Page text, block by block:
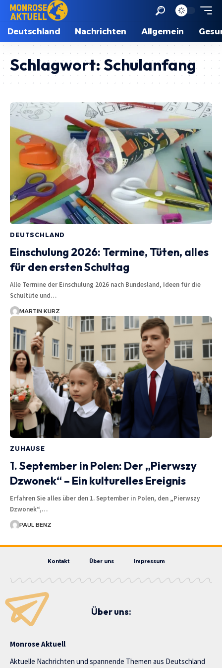
Deutschland Nachrichten Allgemein
Schlagwort:Schulanfang
DEUTSCHLAND
Einschulung 2026: Termine, Tüten, alles
für den ersten Schultag
Alle Termine der Einschulung 2026 nach Bundesland, Ideen für die
Schultüte und…
MARTIN KURZ
ZUHAUSE
1. September in Polen: Der „Pierwszy
Dzwonek“ – Ein kulturelles Ereignis
Erfahren Sie alles über den 1. September in Polen, den „Pierwszy
Dzwonek“,…
PAUL BENZ
Kontakt Über uns Impressum
Über uns:
Monrose Aktuell
Aktuelle Nachrichten und spannende Themen aus Deutschland